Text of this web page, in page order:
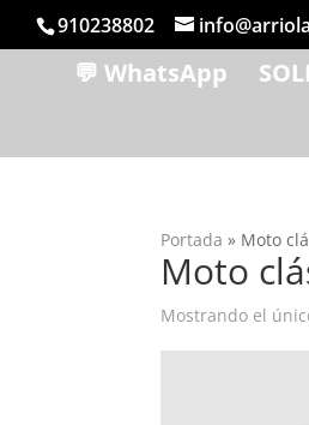
910238802
💬 WhatsApp
Portada » Moto
Moto
Mostrando el